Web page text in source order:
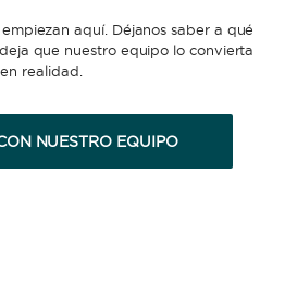
aquí. Déjanos saber a qué
que nuestro equipo lo convierta
en realidad.
NUESTRO EQUIPO